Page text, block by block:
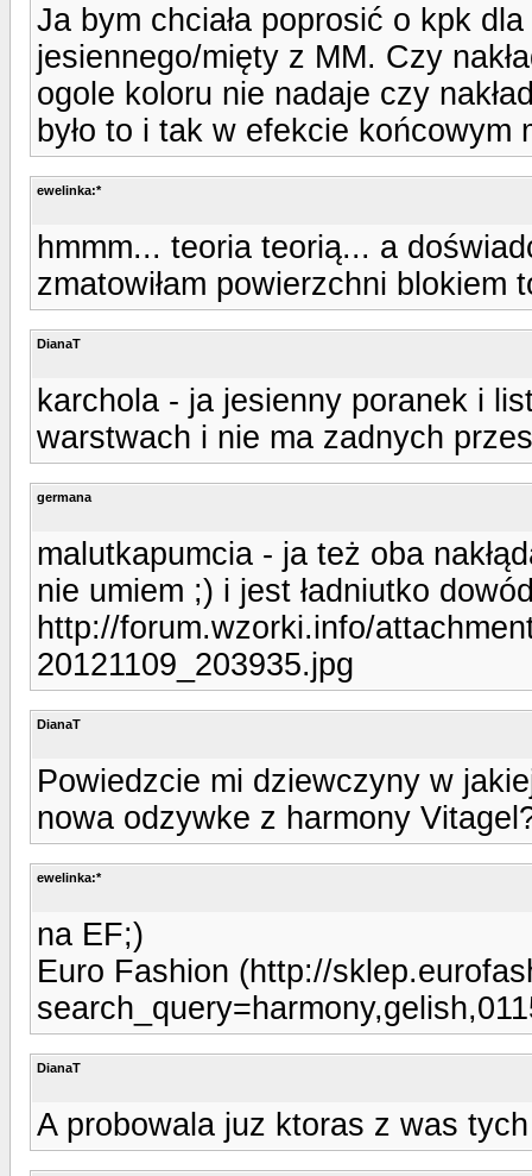
Ja bym chciała poprosić o kpk
jesiennego/mięty z MM. Czy
ogole koloru nie nadaje czy
było to i tak w efekcie
ewelinka:*
hmmm... teoria teorią... a
zmatowiłam powierzchni blokiem
DianaT
karchola - ja jesienny poranek i
warstwach i nie ma zadnych
germana
malutkapumcia - ja też oba
nie umiem ;) i jest ładniutko
http://forum.wzorki.info/
20121109_203935.jpg
DianaT
Powiedzcie mi dziewczyny w
nowa odzywke z harmony
ewelinka:*
na EF;)
Euro Fashion (http://
DianaT
A probowala juz ktoras z was